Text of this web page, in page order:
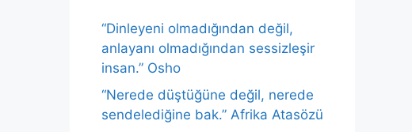
“Dinleyeni olmadığından değil,
anlayanı olmadığından sessizleşir
insan.” Osho
“Nerede düştüğüne değil, nerede
sendelediğine bak.” Afrika Atasözü